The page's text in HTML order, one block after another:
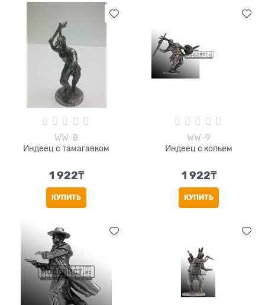
WW-8
Индеец с тамагавком
1 922₸
КУПИТЬ
WW-9
Индеец с копьем
1 922₸
КУПИТЬ